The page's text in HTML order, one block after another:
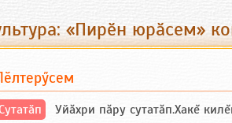
«Пирӗн юрӑсем»
Уйăхри пăру сутатăп.Хакĕ